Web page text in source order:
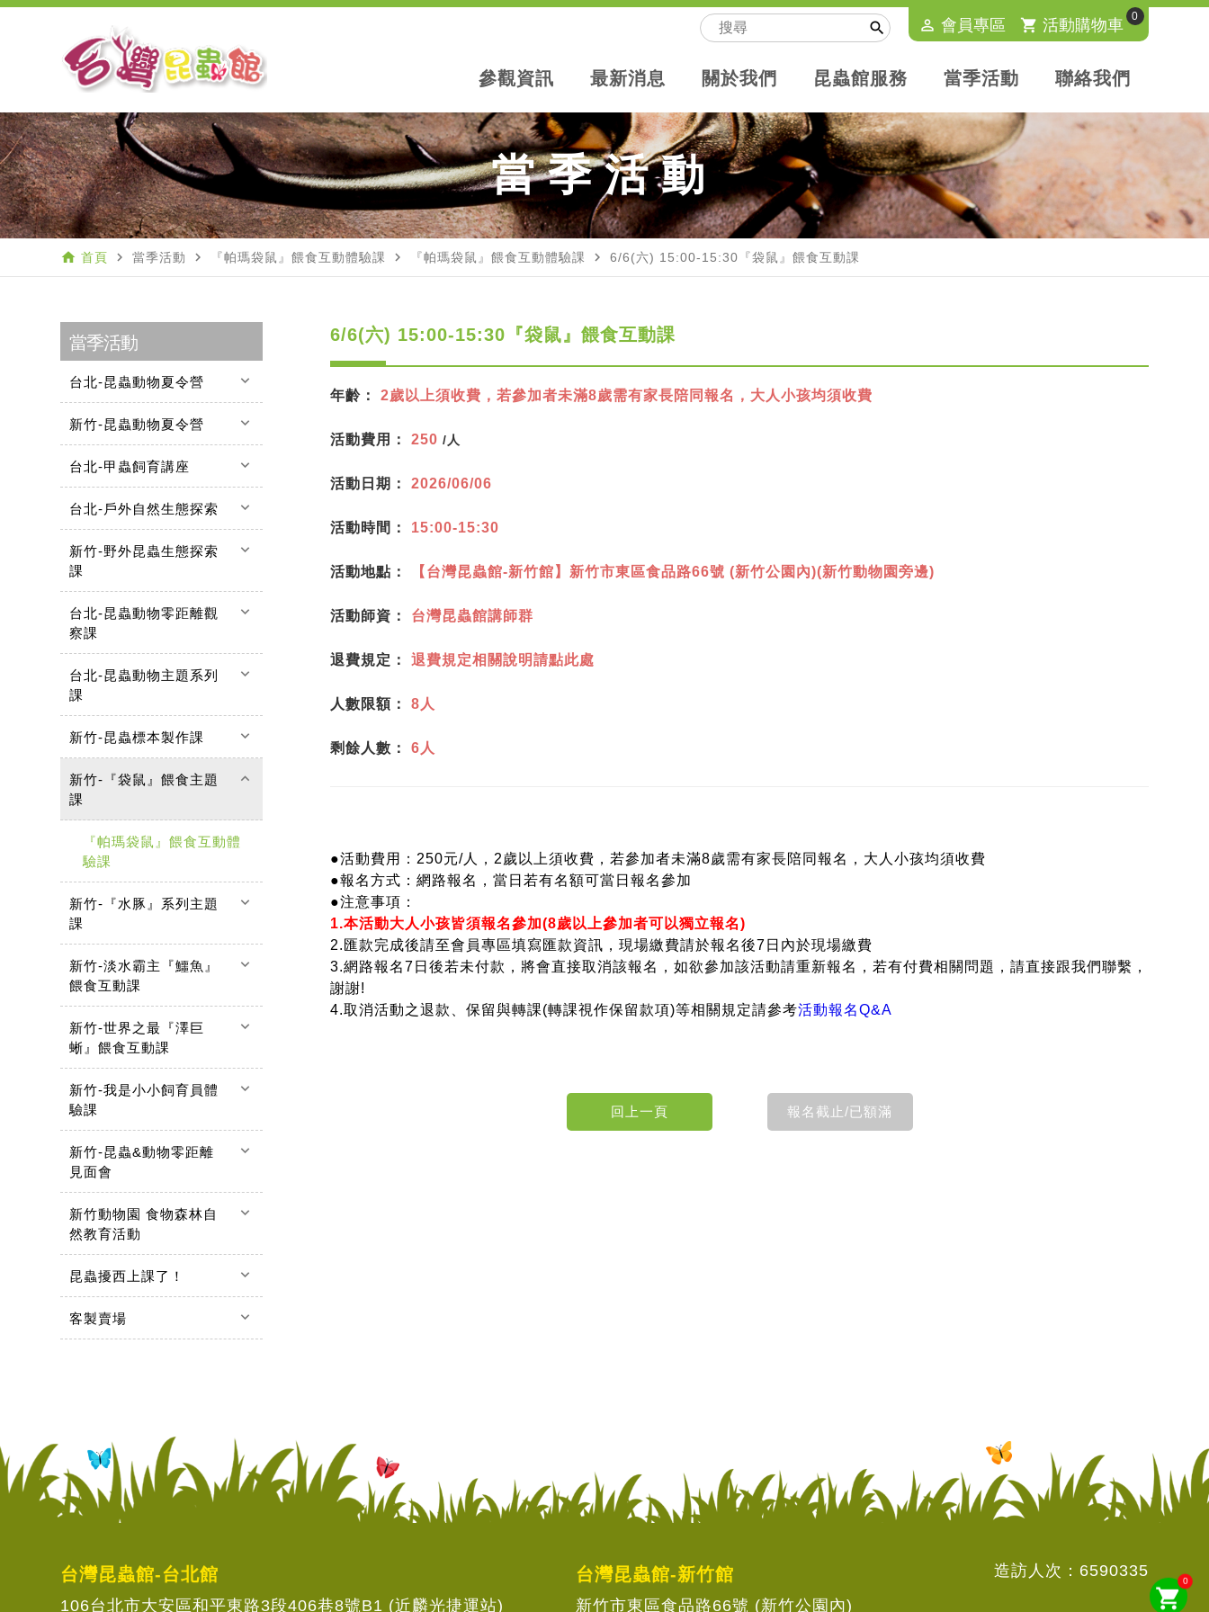
 perm_identity 會員專區 shopping_cart 活動購物車 0
參觀資訊 最新消息 關於我們 昆蟲館服務 當季活動 聯絡我們
當季活動
home 首頁 navigate_next 當季活動 navigate_next 『帕瑪袋鼠』餵食互動體驗課 navigate_next 『帕瑪袋鼠』餵食互動體驗課 navigate_next 6/6(六) 15:00-15:30『袋鼠』餵食互動課
當季活動
台北-昆蟲動物夏令營 keyboard_arrow_down
新竹-昆蟲動物夏令營 keyboard_arrow_down
台北-甲蟲飼育講座 keyboard_arrow_down
台北-戶外自然生態探索 keyboard_arrow_down
新竹-野外昆蟲生態探索
課
keyboard_arrow_down
台北-昆蟲動物零距離觀
察課
keyboard_arrow_down
台北-昆蟲動物主題系列
課
keyboard_arrow_down
新竹-昆蟲標本製作課 keyboard_arrow_down
新竹-『袋鼠』餵食主題
課
keyboard_arrow_up
『帕瑪袋鼠』餵食互動體
驗課
新竹-『水豚』系列主題
課
keyboard_arrow_down
新竹-淡水霸主『鱷魚』
餵食互動課
keyboard_arrow_down
新竹-世界之最『澤巨
蜥』餵食互動課
keyboard_arrow_down
新竹-我是小小飼育員體
驗課
keyboard_arrow_down
新竹-昆蟲&動物零距離
見面會
keyboard_arrow_down
新竹動物園 食物森林自
然教育活動
keyboard_arrow_down
昆蟲擾西上課了！ keyboard_arrow_down
客製賣場 keyboard_arrow_down
6/6(六) 15:00-15:30『袋鼠』餵食互動課
年齡：2歲以上須收費，若參加者未滿8歲需有家長陪同報名，大人小孩均須收費
活動費用：250 /人
活動日期：2026/06/06
活動時間： 15:00-15:30
活動地點： 【台灣昆蟲館-新竹館】新竹市東區食品路66號 (新竹公園內)(新竹動物園旁邊)
活動師資： 台灣昆蟲館講師群
退費規定：退費規定相關說明請點此處
人數限額：8人
剩餘人數：6人
●活動費用：250元/人， 2歲以上須收費，若參加者未滿8歲需有家長陪同報名，大人小孩均須收費
●報名方式：網路報名，當日若有名額可當日報名參加
●注意事項：
1.本活動大人小孩皆須報名參加(8歲以上參加者可以獨立報名)
2.匯款完成後請至會員專區填寫匯款資訊，現場繳費請於報名後7日內於現場繳費
3.網路報名7日後若未付款，將會直接取消該報名，如欲參加該活動請重新報名，若有付費相關問題，請直接跟我們聯繫，
謝謝!
4.取消活動之退款、保留與轉課(轉課視作保留款項)等相關規定請參考活動報名Q&A
shopping_cart
0
台灣昆蟲館-台北館
106台北市大安區和平東路3段406巷8號B1 (近麟光捷運站)
台灣昆蟲館-新竹館
新竹市東區食品路66號 (新竹公園內)
造訪人次： 6590335
記住帳號